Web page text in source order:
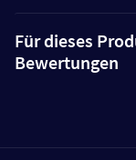
Für dieses
Bewertungen